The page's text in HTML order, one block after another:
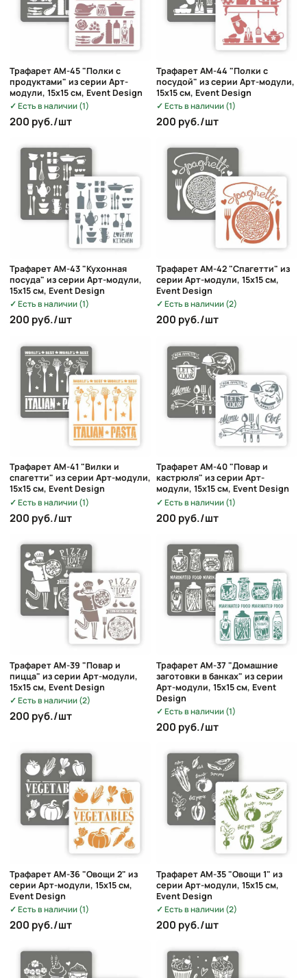
Трафарет AM-45 "Полки с
продуктами" из серии Арт-
модули, 15х15 см, Event Design
Есть в наличии (1)
200 руб./шт
Трафарет AM-44 "Полки с
посудой" из серии Арт-модули,
15х15 см, Event Design
Есть в наличии (1)
200 руб./шт
Трафарет AM-43 "Кухонная
посуда" из серии Арт-модули,
15х15 см, Event Design
Есть в наличии (1)
200 руб./шт
Трафарет AM-42 "Спагетти" из
серии Арт-модули, 15х15 см,
Event Design
Есть в наличии (2)
200 руб./шт
Трафарет AM-41 "Вилки и
спагетти" из серии Арт-модули,
15х15 см, Event Design
Есть в наличии (1)
200 руб./шт
Трафарет AM-40 "Повар и
кастрюля" из серии Арт-
модули, 15х15 см, Event Design
Есть в наличии (1)
200 руб./шт
Трафарет AM-39 "Повар и
пицца" из серии Арт-модули,
15х15 см, Event Design
Есть в наличии (2)
200 руб./шт
Трафарет AM-37 "Домашние
заготовки в банках" из серии
Арт-модули, 15х15 см, Event
Design
Есть в наличии (1)
200 руб./шт
Трафарет AM-36 "Овощи 2" из
серии Арт-модули, 15х15 см,
Event Design
Есть в наличии (1)
200 руб./шт
Трафарет AM-35 "Овощи 1" из
серии Арт-модули, 15х15 см,
Event Design
Есть в наличии (2)
200 руб./шт